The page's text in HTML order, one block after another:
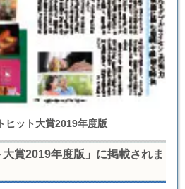
ヒット大賞2019年度版
大賞2019年度版」に掲載されま